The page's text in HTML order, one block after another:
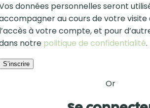
données personnelles seront
au cours de votre visite
à votre compte, et pour
notre politique de confidentialité.
S’inscrire
Or